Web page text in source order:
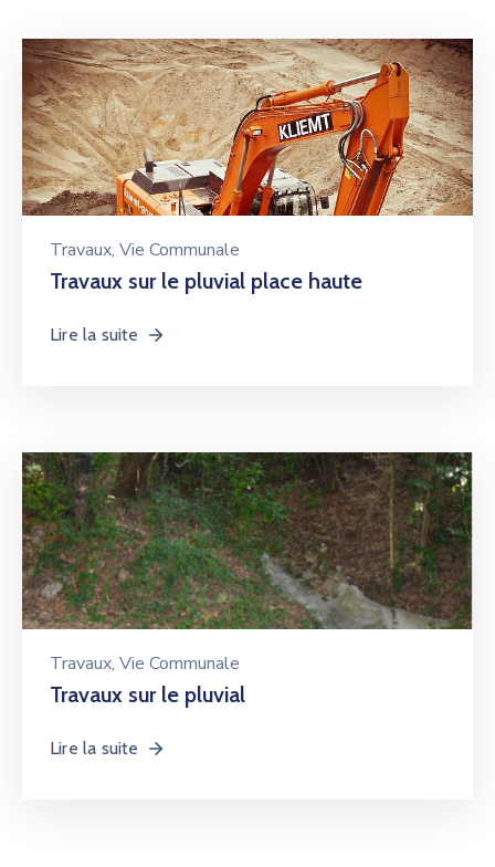
Travaux‚ Vie Communale
Travaux sur le pluvial place haute
Lire la suite
Travaux‚ Vie Communale
Travaux sur le pluvial
Lire la suite